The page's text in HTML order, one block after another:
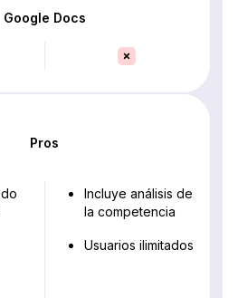
Google Docs
Pros
Incluye análisis de
la competencia
Usuarios ilimitados